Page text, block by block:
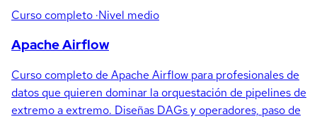
Curso completo ·Nivel medio
Apache Airflow
Curso completo de Apache Airflow para profesionales de
datos que quieren dominar la orquestación de pipelines de
extremo a extremo. Diseñas DAGs y operadores, paso de